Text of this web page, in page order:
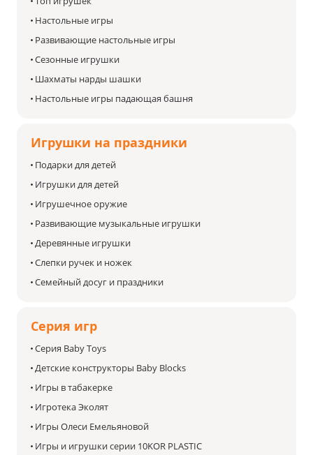
Настольные игры
Развивающие настольные игры
Сезонные игрушки
Шахматы нарды шашки
Настольные игры падающая башня
Игрушки на праздники
Подарки для детей
Игрушки для детей
Игрушечное оружие
Развивающие музыкальные игрушки
Деревянные игрушки
Слепки ручек и ножек
Семейный досуг и праздники
Серия игр
Серия Baby Toys
Детские конструкторы Baby Blocks
Игры в табакерке
Игротека Эколят
Игры Олеси Емельяновой
Игры и игрушки серии 10KOR PLASTIC